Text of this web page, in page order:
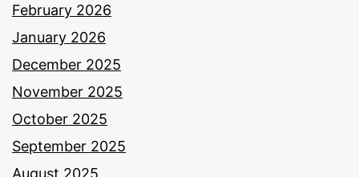
February 2026
January 2026
December 2025
November 2025
October 2025
September 2025
August 2025